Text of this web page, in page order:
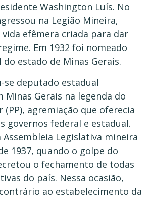
Washington Luís. No
na Legião Mineira,
vida efêmera criada para dar
Em 1932 foi nomeado
estado de Minas Gerais.
se deputado estadual
Gerais na legenda do
(PP), agremiação que oferecia
governos federal e estadual.
Assembleia Legislativa mineira
1937, quando o golpe do
o fechamento de todas
do país. Nessa ocasião,
ao estabelecimento da